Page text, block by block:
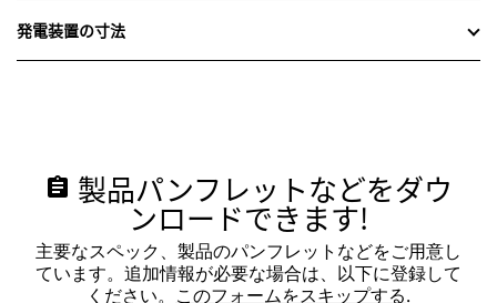
発電装置の寸法
assignment 製品パンフレットなどをダウ
ンロードできます!
主要なスペック、製品のパンフレットなどをご用意し
ています。追加情報が必要な場合は、以下に登録して
ください。 このフォームをスキップする.